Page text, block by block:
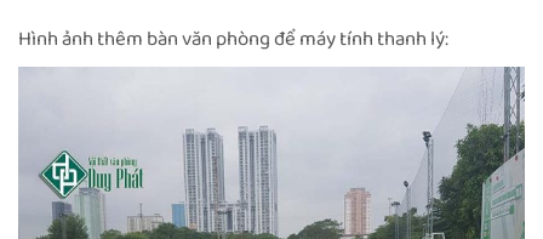
Hình ảnh thêm bàn văn phòng để máy tính thanh lý: